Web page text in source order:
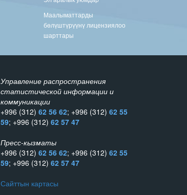
Маалыматтарды
бөлүштүрүүнү лицензиялоо
шарттары
Управление распространения
статистической информации и
коммуникации
+996 (312) 62 56 62; +996 (312) 62 55
59; +996 (312) 62 57 47
Пресс-кызматы
+996 (312) 62 56 62; +996 (312) 62 55
59; +996 (312) 62 57 47
Сайттын картасы